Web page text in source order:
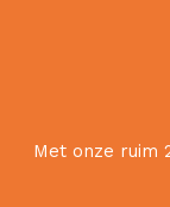
Met onze ruim